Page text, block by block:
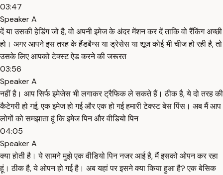
03:47
Speaker A
दें या उसकी हेडिंग जो है, वो अपनी इमेज के अंदर मेंशन कर दें ताकि वो रैंकिंग अच्छी
हो। अगर आपने इस तरह के हैंडबैग्स या ड्रेसेस या शूज कोई भी चीज हो रही है, तो
उसके लिए आपको टेक्स्ट ऐड करने की जरूरत
03:56
Speaker A
नहीं है। आप सिर्फ इमेजेस भी लगाकर ट्रैफिक ले सकते हैं। ठीक है, ये दो तरह की
कैटेगरी हो गई, एक इमेज हो गई और एक हो गई हमारी टेक्स्ट बेस पिंस। अब मैं आप
लोगों को समझाता हूं कि इमेज पिन और वीडियो पिन
04:05
Speaker A
क्या होती है। ये सामने मुझे एक वीडियो पिन नजर आई है, मैं इसको ओपन कर रहा
हूं। ठीक है, ये ओपन हो गई है। अब यहां पर इसने क्या किया हुआ है? एक बेसिक